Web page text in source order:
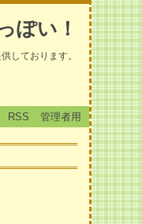
ぽい！
しております。
RSS 管理者用